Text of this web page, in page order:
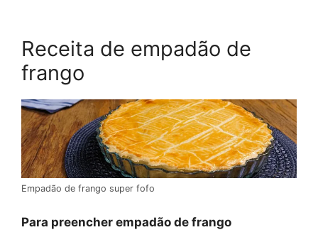
Receita de empadão de
frango
Empadão de frango super fofo
Para preencher empadão de frango